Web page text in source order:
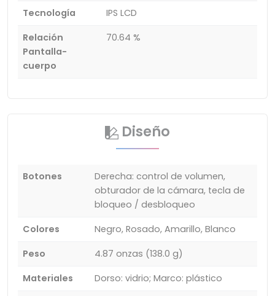
Tecnología
IPS LCD
Relación
Pantalla-
cuerpo
70.64 %
Diseño
Botones
Derecha: control de volumen,
obturador de la cámara, tecla de
bloqueo / desbloqueo
Colores
Negro, Rosado, Amarillo, Blanco
Peso
4.87 onzas (138.0 g)
Materiales
Dorso: vidrio; Marco: plástico